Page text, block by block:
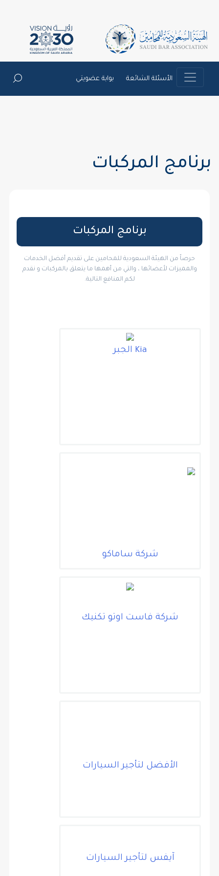
الأسئلة الشائعة بوابة عضويتي
برنامج المركبات
برنامج المركبات
حرصاً من الهيئة السعودية للمحامين على تقديم أفضل الخدمات
والمميزات لأعضائها ، والتي من أهمها ما يتعلق بالمركبات و نقدم
لكم المنافع التالية.
Kia الجبر
شركة ساماكو
شركة فاست اوتو تكنيك
الأفضل لتأجير السيارات
آيفس لتأجير السيارات